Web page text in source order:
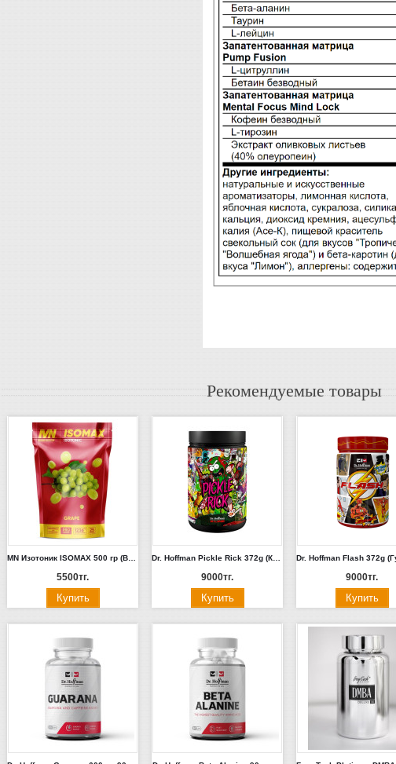
Рекомендуемые товары
5500тг. 9000тг. 9000тг.